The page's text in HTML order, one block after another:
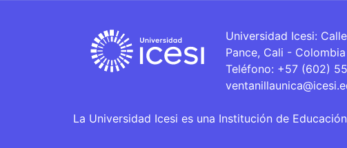
Universidad Icesi:
Pance, Cali - Colombia
Teléfono: +57 (602)
La Universidad Icesi es una Institución de